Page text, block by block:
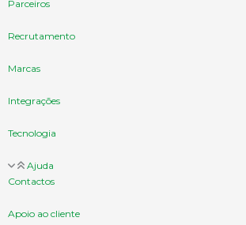
Parceiros
Recrutamento
Marcas
Integrações
Tecnologia
Ajuda
Contactos
Apoio ao cliente